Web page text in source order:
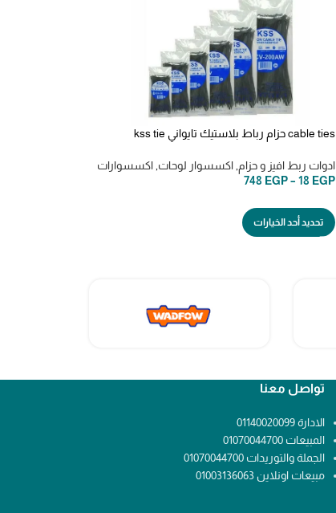
cable ties حزام رباط بلاستيك تايواني kss tie
ادوات ربط افيز و حزام اكسسوار لوحات اكسسوارات
18 EGP
–
748 EGP
تحديد أحد الخيارات
تواصل معنا
الادارة 01140020099
المبيعات 01070044700
الجملة والتوريدات 01070044700
مبيعات اونلاين 01003136063